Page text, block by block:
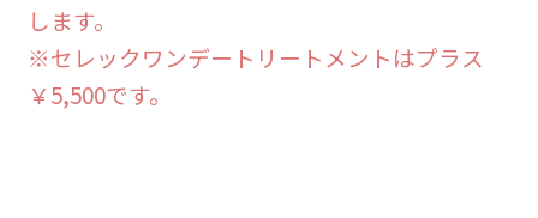
します。
※セレックワンデートリートメントはプラス
￥5,500です。